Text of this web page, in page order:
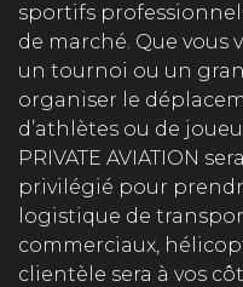
sportifs
de marché. Que vous
un tournoi ou un
organiser le
d’athlètes ou de
PRIVATE AVIATION
privilégié pour
logistique de
commerciaux,
clientèle sera à vos